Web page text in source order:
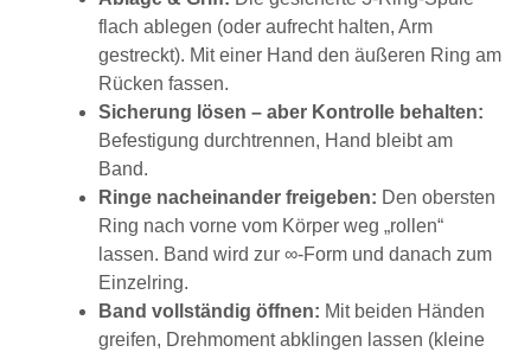
flach ablegen (oder aufrecht halten, Arm
gestreckt). Mit einer Hand den äußeren Ring am
Rücken fassen.
Sicherung lösen – aber Kontrolle behalten:
Befestigung durchtrennen, Hand bleibt am
Band.
Ringe nacheinander freigeben: Den obersten
Ring nach vorne vom Körper weg „rollen“
lassen. Band wird zur ∞-Form und danach zum
Einzelring.
Band vollständig öffnen: Mit beiden Händen
greifen, Drehmoment abklingen lassen (kleine